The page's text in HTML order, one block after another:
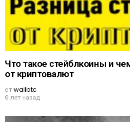
Что такое стейблкоины и
от криптовалют
отwallbtc
6 лет назад